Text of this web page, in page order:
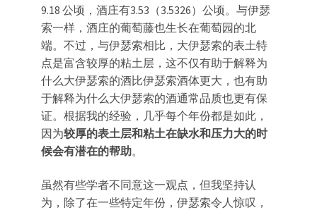
9.18 公顷，酒庄有3.53（3.5326）公顷。与伊瑟
索一样，酒庄的葡萄藤也生长在葡萄园的北
端。不过，与伊瑟索相比，大伊瑟索的表土特
点是富含较厚的粘土层，这不仅有助于解释为
什么大伊瑟索的酒比伊瑟索酒体更大，也有助
于解释为什么大伊瑟索的酒通常品质也更有保
证。根据我的经验，几乎每个年份都是如此，
因为较厚的表土层和粘土在缺水和压力大的时
候会有潜在的帮助。
虽然有些学者不同意这一观点，但我坚持认
为，除了在一些特定年份，伊瑟索令人惊叹，